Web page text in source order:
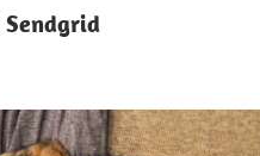
Sendgrid